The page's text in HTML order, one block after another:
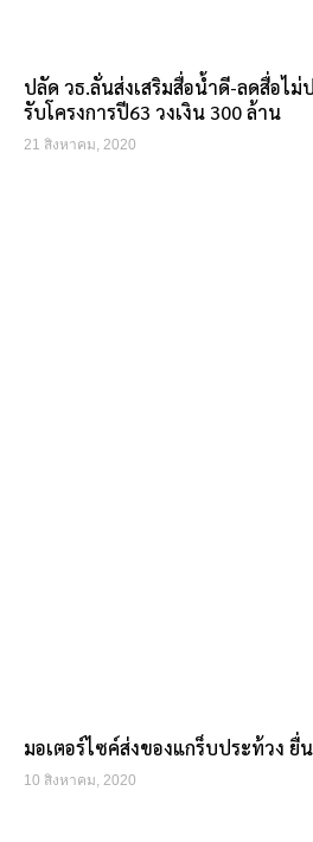
ปลัด วธ.ลั่นส่งเสริมสื่อน้ำดี-ลดสื่อไ
รับโครงการปี63 วงเงิน 300 ล้าน
21 สิงหาคม, 2020
มอเตอร์ไซค์ส่งของแกร็บประท้วง ยื่
10 สิงหาคม, 2020